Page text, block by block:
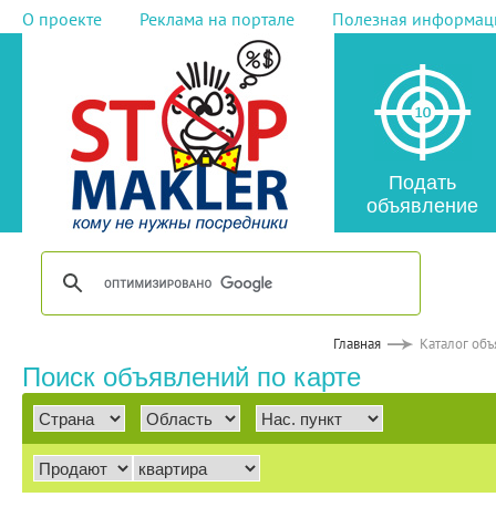
О проекте Реклама на портале Полезная
Подать
объявление
Главная Каталог
Поиск объявлений по карте